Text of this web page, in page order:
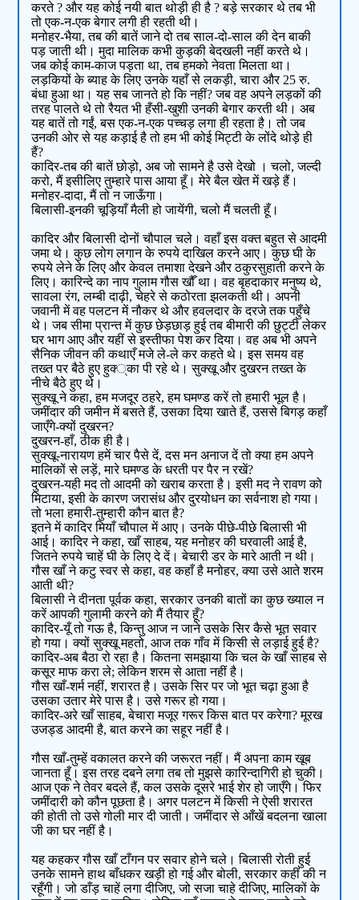
करते ? और यह कोई नयी बात थोड़ी ही है ? बड़े सरकार थे तब भी
तो एक-न-एक बेगार लगी ही रहती थी।
मनोहर-भैया, तब की बातें जाने दो तब साल-दो-साल की देन बाकी
पड़ जाती थी। मुदा मालिक कभी कुड़की बेदखली नहीं करते थे।
जब कोई काम-काज पड़ता था, तब हमको नेवता मिलता था।
लड़कियों के ब्याह के लिए उनके यहाँ से लकड़ी, चारा और 25 रु.
बंधा हुआ था। यह सब जानते हो कि नहीं? जब वह अपने लड़कों की
तरह पालते थे तो रैयत भी हँसी-खुशी उनकी बेगार करती थी। अब
यह बातें तो गईं, बस एक-न-एक पच्चड़ लगा ही रहता है। तो जब
उनकी ओर से यह कड़ाई है तो हम भी कोई मिट्टी के लोंदे थोड़े ही
हैं?
कादिर-तब की बातें छोड़ो, अब जो सामने है उसे देखो । चलो, जल्दी
करो, मैं इसीलिए तुम्हारे पास आया हूँ। मेरे बैल खेत में खड़े हैं।
मनोहर-दादा, मैं तो न जाऊँगा।
बिलासी-इनकी चूड़ियाँ मैली हो जायेंगी, चलो मैं चलती हूँ।
कादिर और बिलासी दोनों चौपाल चले। वहाँ इस वक्‍त बहुत से आदमी
जमा थे। कुछ लोग लगान के रुपये दाखिल करने आए। कुछ घी के
रुपये लेने के लिए और केवल तमाशा देखने और ठकुरसुहाती करने के
लिए। कारिन्दे का नाप गुलाम गौस खौँ था। वह बृहदाकार मनुष्य थे,
सावला रंग, लम्बी दाढ़ी, चेहरे से कठोरता झलकती थी। अपनी
जवानी में वह पलटन में नौकर थे और हवलदार के दरजे तक पहुँचे
थे। जब सीमा प्रान्त में कुछ छेड़छाड़ हुई तब बीमारी की छुट्टी लेकर
घर भाग आए और यहीं से इस्तीफा पेश कर दिया। वह अब भी अपने
सैनिक जीवन की कथाएँ मजे ले-ले कर कहते थे। इस समय वह
तख्त पर बैठे हुए हुक्‍्का पी रहे थे। सुक्खू और दुखरन तख्त के
नीचे बैठे हुए थे।
सुक्खू ने कहा, हम मजदूर ठहरे, हम घमण्ड करें तो हमारी भूल है।
जमींदार की जमीन में बसते हैं, उसका दिया खाते हैं, उससे बिगड़ कहाँ
जाएँगे-क्यों दुखरन?
दुखरन-हाँ, ठीक ही है।
सुक्खू-नारायण हमें चार पैसे दें, दस मन अनाज दें तो क्या हम अपने
मालिकों से लड़ें, मारे घमण्ड के धरती पर पैर न रखें?
दुखरन-यही मद तो आदमी को खराब करता है। इसी मद ने रावण को
मिटाया, इसी के कारण जरासंध और दुरयोधन का सर्वनाश हो गया।
तो भला हमारी-तुम्हारी कौन बात है?
इतने में कादिर मियाँ चौपाल में आए। उनके पीछे-पीछे बिलासी भी
आई। कादिर ने कहा, खाँ साहब, यह मनोहर की घरवाली आई है,
जितने रुपये चाहें घी के लिए दे दें। बेचारी डर के मारे आती न थी।
गौस खाँ ने कटु स्वर से कहा, वह कहाँ है मनोहर, क्या उसे आते शरम
आती थी?
बिलासी ने दीनता पूर्वक कहा, सरकार उनकी बातों का कुछ ख्याल न
करें आपकी गुलामी करने को मैं तैयार हूँ?
कादिर-यूँ तो गऊ है, किन्तु आज न जाने उसके सिर कैसे भूत सवार
हो गया। क्यों सुक्खू महतो, आज तक गाँव में किसी से लड़ाई हुई है?
कादिर-अब बैठा रो रहा है। कितना समझाया कि चल के खाँ साहब से
कसूर माफ करा ले; लेकिन शरम से आता नहीं है।
गौस खाँ-शर्म नहीं, शरारत है। उसके सिर पर जो भूत चढ़ा हुआ है
उसका उतार मेरे पास है। उसे गरूर हो गया।
कादिर-अरे खाँ साहब, बेचारा मजूर गरूर किस बात पर करेगा? मूरख
उजड्ड आदमी है, बात करने का सहूर नहीं है।
गौस खाँ-तुम्हें वकालत करने की जरूरत नहीं। मैं अपना काम खूब
जानता हूँ। इस तरह दबने लगा तब तो मुझसे कारिन्दागिरी हो चुकी।
आज एक ने तेवर बदले हैं, कल उसके दूसरे भाई शेर हो जाएँगे। फिर
जमींदारी को कौन पूछता है। अगर पलटन में किसी ने ऐसी शरारत
की होती तो उसे गोली मार दी जाती। जमींदार से आँखें बदलना खाला
जी का घर नहीं है।
यह कहकर गौस खाँ टाँगन पर सवार होने चले। बिलासी रोती हुई
उनके सामने हाथ बाँधकर खड़ी हो गई और बोली, सरकार कहीं की न
रहूँगी। जो डाँड़ चाहें लगा दीजिए, जो सजा चाहे दीजिए, मालिकों के